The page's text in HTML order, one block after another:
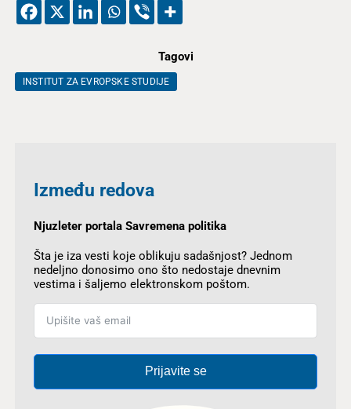
Tagovi
INSTITUT ZA EVROPSKE STUDIJE
Između redova
Njuzleter portala Savremena politika
Šta je iza vesti koje oblikuju sadašnjost? Jednom
nedeljno donosimo ono što nedostaje dnevnim
vestima i šaljemo elektronskom poštom.
Prijavite se